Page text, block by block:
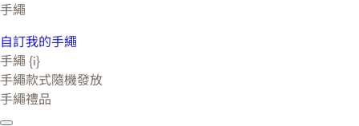
手繩
自訂我的手繩
手繩 {i}
手繩款式隨機發放
手繩禮品